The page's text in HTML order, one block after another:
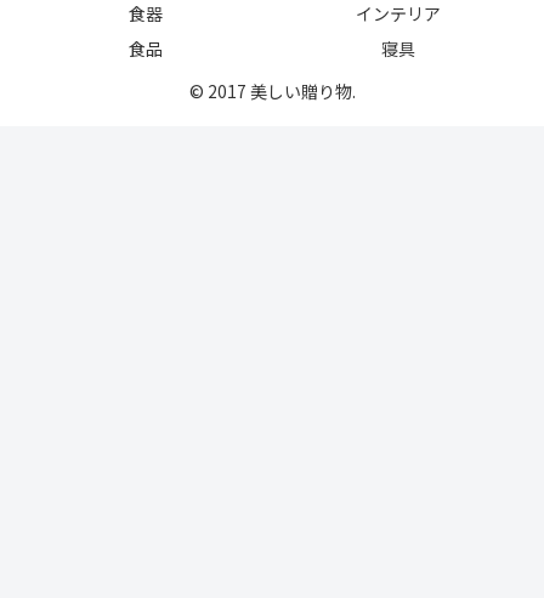
食器
インテリア
食品
寝具
© 2017 美しい贈り物.